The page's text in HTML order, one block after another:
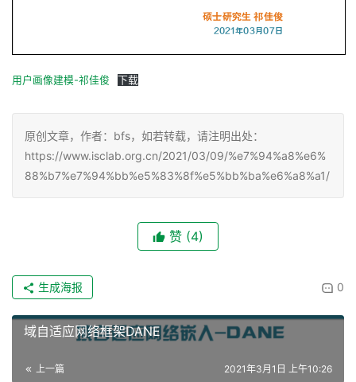
用户画像建模-祁佳俊 下载
原创文章，作者：bfs，如若转载，请注明出处：
https://www.isclab.org.cn/2021/03/09/%e7%94%a8%e6%
88%b7%e7%94%bb%e5%83%8f%e5%bb%ba%e6%a8%a1/
赞 (4)
0
生成海报
域自适应网络框架DANE
上一篇 2021年3月1日 上午10:26